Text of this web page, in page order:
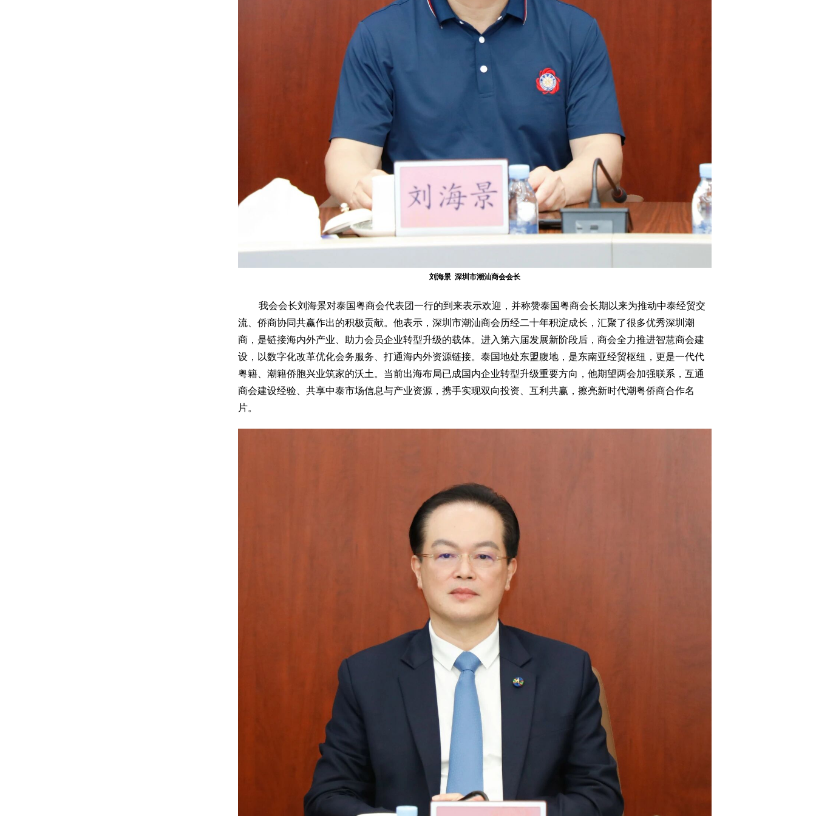
刘海景 深圳市潮汕商会会长
我会会长刘海景对泰国粤商会代表团一行的到来表示欢迎，并称赞泰国粤商会长期以来为推动中泰经贸交
流、侨商协同共赢作出的积极贡献。他表示，深圳市潮汕商会历经二十年积淀成长，汇聚了很多优秀深圳潮
商，是链接海内外产业、助力会员企业转型升级的载体。进入第六届发展新阶段后，商会全力推进智慧商会建
设，以数字化改革优化会务服务、打通海内外资源链接。泰国地处东盟腹地，是东南亚经贸枢纽，更是一代代
粤籍、潮籍侨胞兴业筑家的沃土。当前出海布局已成国内企业转型升级重要方向，他期望两会加强联系，互通
商会建设经验、共享中泰市场信息与产业资源，携手实现双向投资、互利共赢，擦亮新时代潮粤侨商合作名
片。